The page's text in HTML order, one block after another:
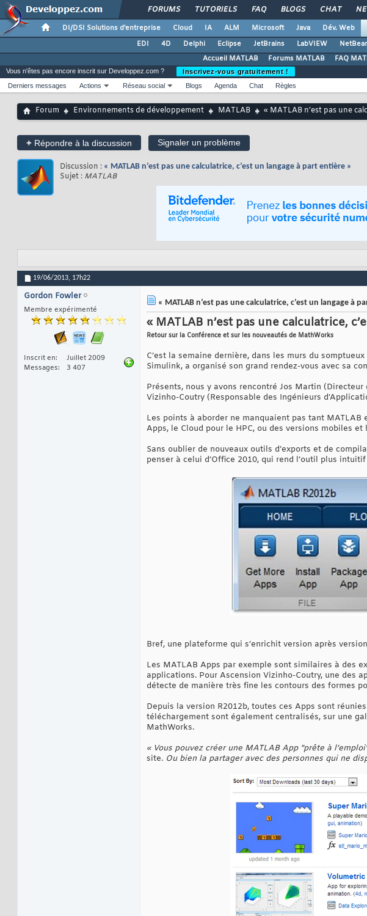
FORUMS TUTORIELS FAQ BLOGS CHAT
DI/DSI Solutions d'entreprise Cloud IA ALM Microsoft Java Dév. Web
EDI
4D Delphi Eclipse JetBrains LabVIEW
Accueil MATLAB
Forums MATLAB FAQ
Vous n'êtes pas encore inscrit sur Developpez.com ?
Inscrivez-vous gratuitement !
Derniers messages
Actions Réseau social Blogs Agenda Chat Règles
Forum Environnements de développement MATLAB « MATLAB n’est pas une
+ Répondre à la discussion Signaler un problème
Discussion : « MATLAB n’est pas une calculatrice, c’est un langage à part entière »
Sujet : MATLAB
19/06/2013, 17h22
Gordon Fowler
Membre expérimenté
Inscrit en
Juillet 2009
Messages
3 407
« MATLAB n’est pas une calculatrice, c’est un langage à
« MATLAB n’est pas une calculatrice,
Retour sur la Conférence et sur les nouveautés de MathWorks
C’est la semaine dernière, dans les murs du
Simulink, a organisé son grand rendez-vous avec sa
Présents, nous y avons rencontré Jos Martin
Vizinho-Coutry (Responsable des Ingénieurs
Les points à aborder ne manquaient pas tant
Apps, le Cloud pour le HPC, ou des versions mobiles
Sans oublier de nouveaux outils d’exports et de
penser à celui d’Office 2010, qui rend l’outil plus
Bref, une plateforme qui s’enrichit version après
Les MATLAB Apps par exemple sont similaires à des
applications. Pour Ascension Vizinho-Coutry, une des
détecte de manière très fine les contours des formes
Depuis la version R2012b, toutes ces Apps sont
téléchargement sont également centralisés, sur une
MathWorks.
« Vous pouvez créer une MATLAB App "prête à
site. Ou bien la partager avec des personnes qui ne